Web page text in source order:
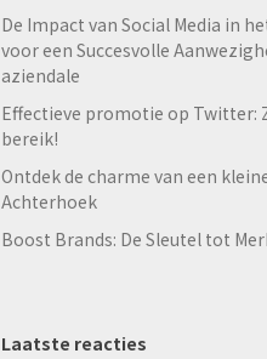
De Impact van Social Media in
voor een Succesvolle
aziendale
Effectieve promotie op Twitter:
bereik!
Ontdek de charme van een
Achterhoek
Boost Brands: De Sleutel tot
Laatste reacties